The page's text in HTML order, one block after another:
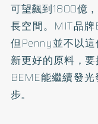
可望飆到1800億
長空間。MIT品牌
但Penny並不以
新更好的原料，
BEME能繼續發
步。